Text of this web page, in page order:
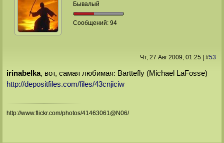
Бывалый
Сообщений:94
Чт, 27 Авг 2009, 01:25 #53
irinabelka, вот, самая любимая: Barttefly (Michael LaFosse)
http://depositfiles.com/files/43cnjiciw
http://www.flickr.com/photos/41463061@N06/